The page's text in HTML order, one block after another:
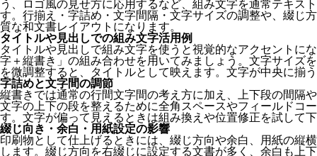
う、ロゴ風の見せ方に応用するなど、組み文字を通常テキス
す。行揃え・字詰め・文字間隔・文字サイズの調整や、綴じ
質な和文書レイアウトになります。
タイトルや見出しでの組み文字活用例
タイトルや見出しで組み文字を使うと視覚的なアクセントに
字＋縦書き」の組み合わせを用いてみましょう。文字サイズ
を微調整すると、タイトルとして映えます。文字が中央に揃
字詰めと文字間の調節
縦書きでは通常の行間文字間の考え方に加え、上下段の間隔
文字の上下の段を整えるために全角スペースやフィールドコ
す。文字が偏って見えるときは組み換えや位置修正を試して
綴じ向き・余白・用紙設定の影響
印刷物として仕上げるときには、綴じ方向や余白、用紙の縦
します。綴じ方向を右綴じに設定する文書が多く、余白も上